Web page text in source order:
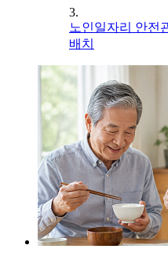
3.
노인일자리 안전
배치